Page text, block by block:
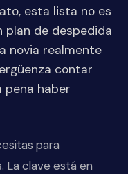
esta lista no es
plan de despedida
novia realmente
contar
pena haber
para
La clave está en